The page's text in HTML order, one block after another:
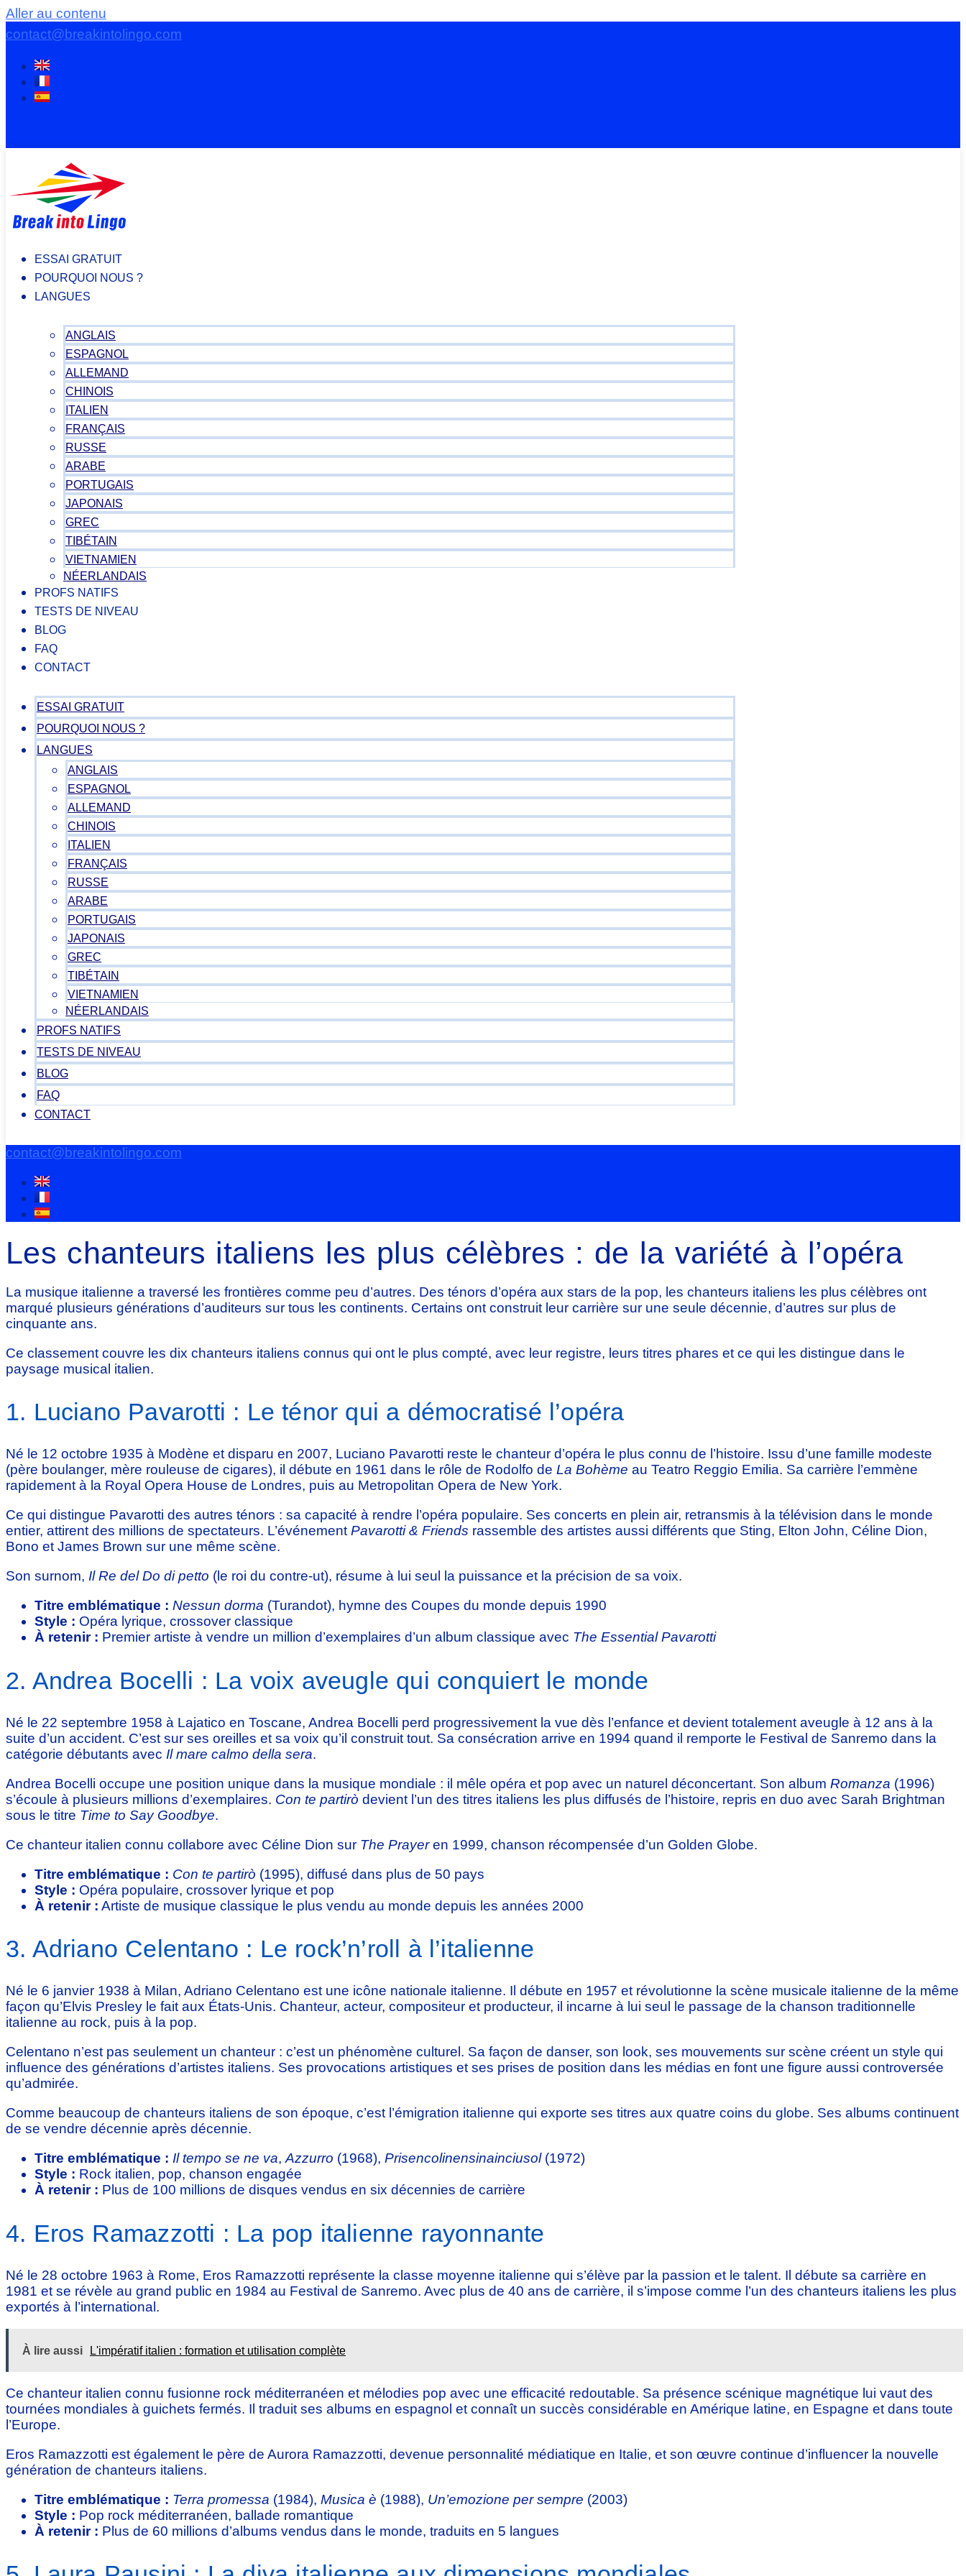
Aller au contenu
contact@breakintolingo.com
ESSAI GRATUIT
POURQUOI NOUS ?
LANGUES
ANGLAIS
ESPAGNOL
ALLEMAND
CHINOIS
ITALIEN
FRANÇAIS
RUSSE
ARABE
PORTUGAIS
JAPONAIS
GREC
TIBÉTAIN
VIETNAMIEN
NÉERLANDAIS
PROFS NATIFS
TESTS DE NIVEAU
BLOG
FAQ
CONTACT
ESSAI GRATUIT
POURQUOI NOUS ?
LANGUES
ANGLAIS
ESPAGNOL
ALLEMAND
CHINOIS
ITALIEN
FRANÇAIS
RUSSE
ARABE
PORTUGAIS
JAPONAIS
GREC
TIBÉTAIN
VIETNAMIEN
NÉERLANDAIS
PROFS NATIFS
TESTS DE NIVEAU
BLOG
FAQ
CONTACT
contact@breakintolingo.com
Les chanteurs italiens les plus célèbres : de la variété à l’opéra
La musique italienne a traversé les frontières comme peu d’autres. Des ténors d’opéra aux stars de la pop, les chanteurs italiens les plus célèbres ont
marqué plusieurs générations d’auditeurs sur tous les continents. Certains ont construit leur carrière sur une seule décennie, d’autres sur plus de
cinquante ans.
Ce classement couvre les dix chanteurs italiens connus qui ont le plus compté, avec leur registre, leurs titres phares et ce qui les distingue dans le
paysage musical italien.
1. Luciano Pavarotti : Le ténor qui a démocratisé l’opéra
Né le 12 octobre 1935 à Modène et disparu en 2007, Luciano Pavarotti reste le chanteur d’opéra le plus connu de l’histoire. Issu d’une famille modeste
(père boulanger, mère rouleuse de cigares), il débute en 1961 dans le rôle de Rodolfo de La Bohème au Teatro Reggio Emilia. Sa carrière l’emmène
rapidement à la Royal Opera House de Londres, puis au Metropolitan Opera de New York.
Ce qui distingue Pavarotti des autres ténors : sa capacité à rendre l’opéra populaire. Ses concerts en plein air, retransmis à la télévision dans le monde
entier, attirent des millions de spectateurs. L’événementPavarotti & Friends rassemble des artistes aussi différents que Sting, Elton John, Céline Dion,
Bono et James Brown sur une même scène.
Son surnom, Il Re del Do di petto (le roi du contre-ut), résume à lui seul la puissance et la précision de sa voix.
Titre emblématique : Nessun dorma (Turandot), hymne des Coupes du monde depuis 1990
Style : Opéra lyrique, crossover classique
À retenir : Premier artiste à vendre un million d’exemplaires d’un album classique avec The Essential Pavarotti
2. Andrea Bocelli : La voix aveugle qui conquiert le monde
Né le 22 septembre 1958 à Lajatico en Toscane, Andrea Bocelli perd progressivement la vue dès l’enfance et devient totalement aveugle à 12 ans à la
suite d’un accident. C’est sur ses oreilles et sa voix qu’il construit tout. Sa consécration arrive en 1994 quand il remporte le Festival de Sanremo dans la
catégorie débutants avec Il mare calmo della sera.
Andrea Bocelli occupe une position unique dans la musique mondiale : il mêle opéra et pop avec un naturel déconcertant. Son album Romanza (1996)
s’écoule à plusieurs millions d’exemplaires. Con te partirò devient l’un des titres italiens les plus diffusés de l’histoire, repris en duo avec Sarah Brightman
sous le titre Time to Say Goodbye.
Ce chanteur italien connu collabore avec Céline Dion sur The Prayeren 1999, chanson récompensée d’un Golden Globe.
Titre emblématique : Con te partirò (1995), diffusé dans plus de 50 pays
Style : Opéra populaire, crossover lyrique et pop
À retenir : Artiste de musique classique le plus vendu au monde depuis les années 2000
3. Adriano Celentano : Le rock’n’roll à l’italienne
Né le 6 janvier 1938 à Milan, Adriano Celentano est une icône nationale italienne. Il débute en 1957 et révolutionne la scène musicale italienne de la même
façon qu’Elvis Presley le fait aux États-Unis. Chanteur, acteur, compositeur et producteur, il incarne à lui seul le passage de la chanson traditionnelle
italienne au rock, puis à la pop.
Celentano n’est pas seulement un chanteur : c’est un phénomène culturel. Sa façon de danser, son look, ses mouvements sur scène créent un style qui
influence des générations d’artistes italiens. Ses provocations artistiques et ses prises de position dans les médias en font une figure aussi controversée
qu’admirée.
Comme beaucoup de chanteurs italiens de son époque, c’est l’émigration italienne qui exporte ses titres aux quatre coins du globe. Ses albums continuent
de se vendre décennie après décennie.
Titre emblématique : Il tempo se ne va,Azzurro (1968), Prisencolinensinainciusol(1972)
Style : Rock italien, pop, chanson engagée
À retenir : Plus de 100 millions de disques vendus en six décennies de carrière
4. Eros Ramazzotti : La pop italienne rayonnante
Né le 28 octobre 1963 à Rome, Eros Ramazzotti représente la classe moyenne italienne qui s’élève par la passion et le talent. Il débute sa carrière en
1981 et se révèle au grand public en 1984 au Festival de Sanremo. Avec plus de 40 ans de carrière, il s’impose comme l’un des chanteurs italiens les plus
exportés à l’international.
À lire aussi L'impératif italien : formation et utilisation complète
Ce chanteur italien connu fusionne rock méditerranéen et mélodies pop avec une efficacité redoutable. Sa présence scénique magnétique lui vaut des
tournées mondiales à guichets fermés. Il traduit ses albums en espagnol et connaît un succès considérable en Amérique latine, en Espagne et dans toute
l’Europe.
Eros Ramazzotti est également le père de Aurora Ramazzotti, devenue personnalité médiatique en Italie, et son œuvre continue d’influencer la nouvelle
génération de chanteurs italiens.
Titre emblématique : Terra promessa (1984), Musica è (1988), Un’emozione per sempre (2003)
Style : Pop rock méditerranéen, ballade romantique
À retenir : Plus de 60 millions d’albums vendus dans le monde, traduits en 5 langues